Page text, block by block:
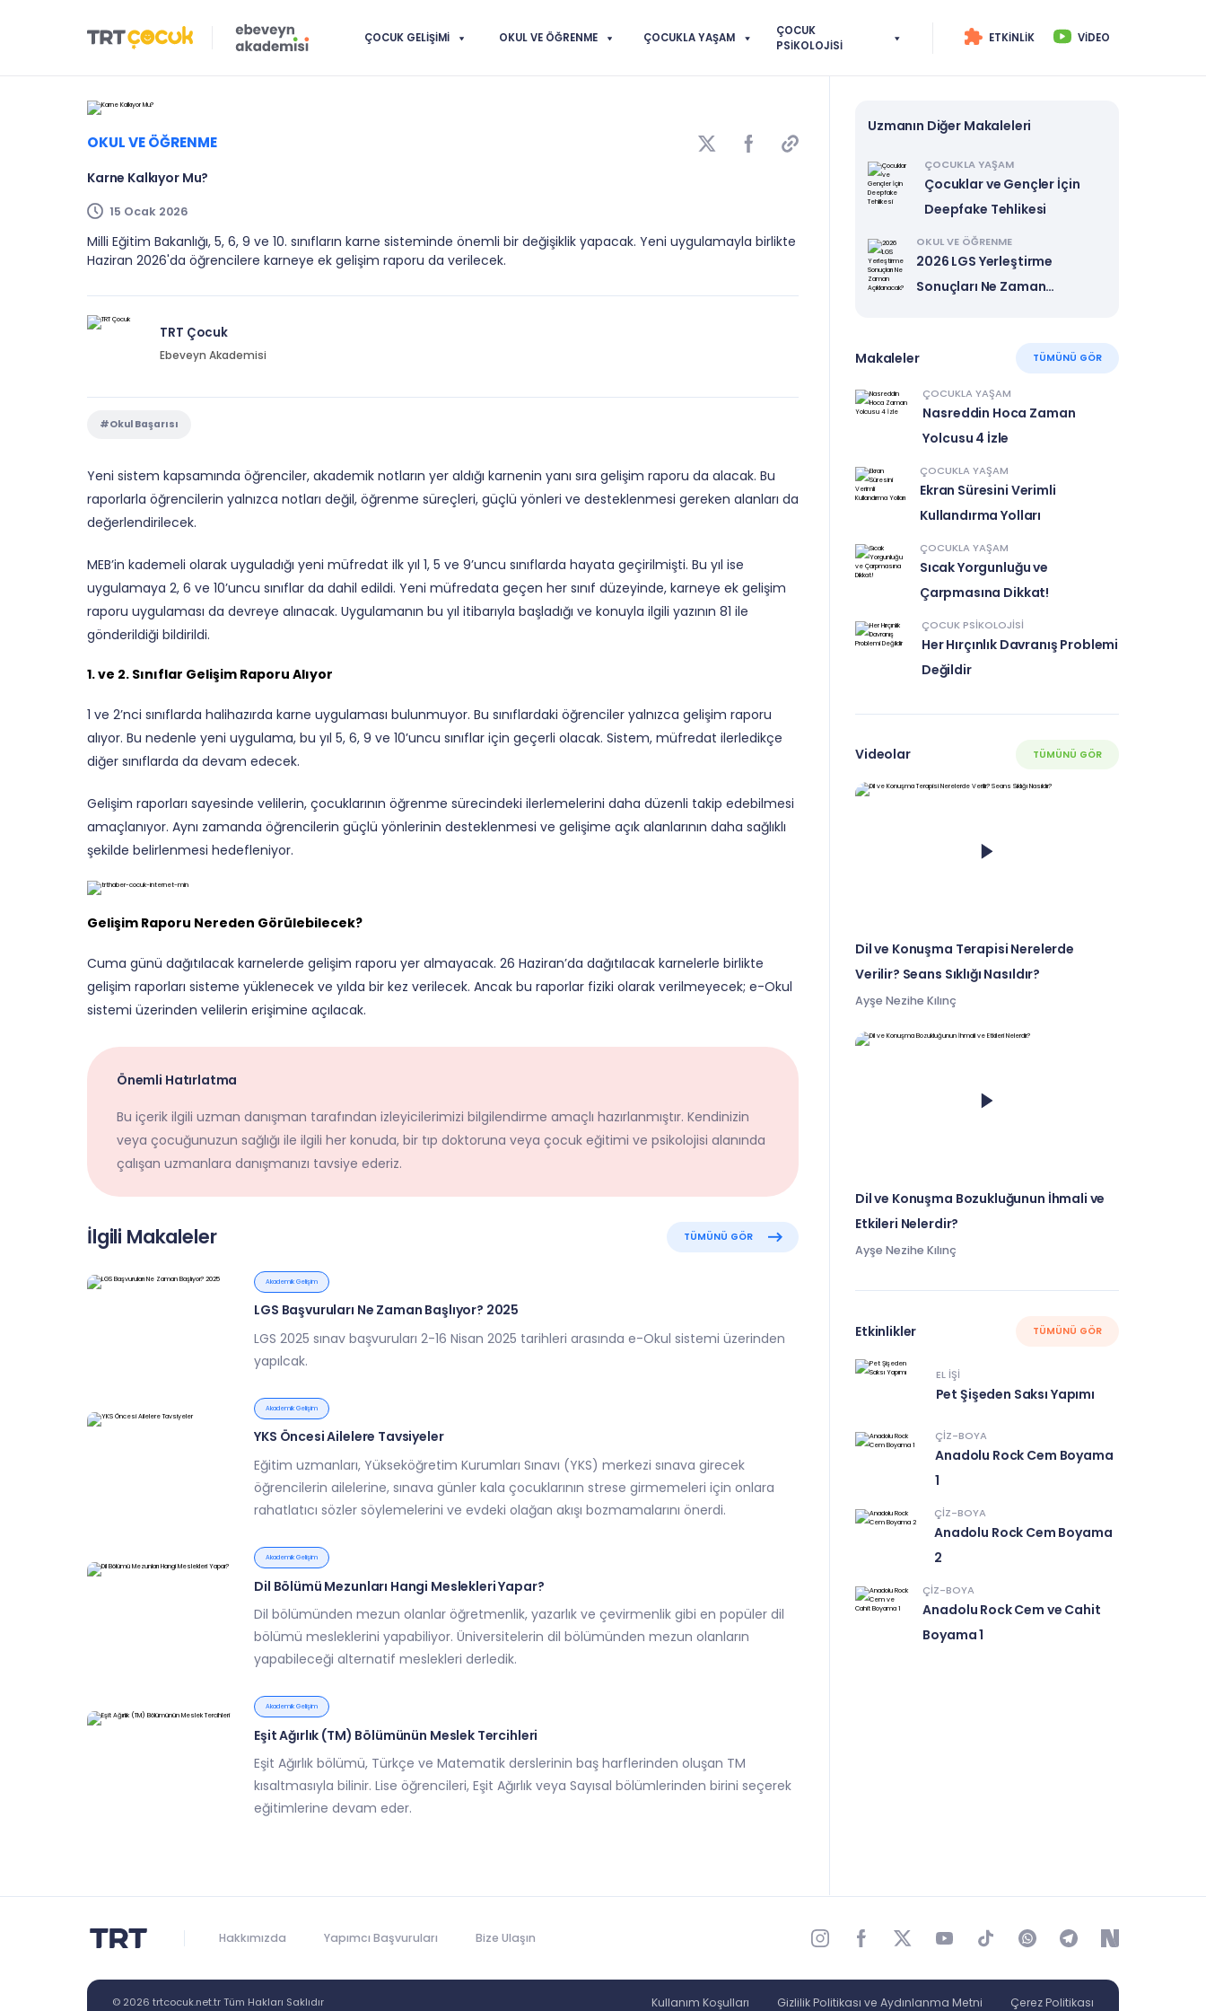
ÇOCUK GELIŞIMI OKUL VE ÖĞRENME ÇOCUKLA YAŞAM
ÇOCUK
PSIKOLOJISI
ETKINLIK VIDEO
OKUL VE ÖĞRENME
Karne Kalkıyor Mu?
15 Ocak 2026
Milli Eğitim Bakanlığı, 5, 6, 9 ve 10. sınıfların karne sisteminde önemli bir değişiklik yapacak. Yeni uygulamayla birlikte
Haziran 2026'da öğrencilere karneye ek gelişim raporu da verilecek.
TRT Çocuk
Ebeveyn Akademisi
#Okul Başarısı
Yeni sistem kapsamında öğrenciler, akademik notların yer aldığı karnenin yanı sıra gelişim raporu da alacak. Bu
raporlarla öğrencilerin yalnızca notları değil, öğrenme süreçleri, güçlü yönleri ve desteklenmesi gereken alanları da
değerlendirilecek.
MEB’in kademeli olarak uyguladığı yeni müfredat ilk yıl 1, 5 ve 9’uncu sınıflarda hayata geçirilmişti. Bu yıl ise
uygulamaya 2, 6 ve 10’uncu sınıflar da dahil edildi. Yeni müfredata geçen her sınıf düzeyinde, karneye ek gelişim
raporu uygulaması da devreye alınacak. Uygulamanın bu yıl itibarıyla başladığı ve konuyla ilgili yazının 81 ile
gönderildiği bildirildi.
1. ve 2. Sınıflar Gelişim Raporu Alıyor
1 ve 2’nci sınıflarda halihazırda karne uygulaması bulunmuyor. Bu sınıflardaki öğrenciler yalnızca gelişim raporu
alıyor. Bu nedenle yeni uygulama, bu yıl 5, 6, 9 ve 10’uncu sınıflar için geçerli olacak. Sistem, müfredat ilerledikçe
diğer sınıflarda da devam edecek.
Gelişim raporları sayesinde velilerin, çocuklarının öğrenme sürecindeki ilerlemelerini daha düzenli takip edebilmesi
amaçlanıyor. Aynı zamanda öğrencilerin güçlü yönlerinin desteklenmesi ve gelişime açık alanlarının daha sağlıklı
şekilde belirlenmesi hedefleniyor.
Gelişim Raporu Nereden Görülebilecek?
Cuma günü dağıtılacak karnelerde gelişim raporu yer almayacak. 26 Haziran’da dağıtılacak karnelerle birlikte
gelişim raporları sisteme yüklenecek ve yılda bir kez verilecek. Ancak bu raporlar fiziki olarak verilmeyecek; e-Okul
sistemi üzerinden velilerin erişimine açılacak.
Önemli Hatırlatma
Bu içerik ilgili uzman danışman tarafından izleyicilerimizi bilgilendirme amaçlı hazırlanmıştır. Kendinizin
veya çocuğunuzun sağlığı ile ilgili her konuda, bir tıp doktoruna veya çocuk eğitimi ve psikolojisi alanında
çalışan uzmanlara danışmanızı tavsiye ederiz.
İlgili Makaleler TÜMÜNÜ GÖR
Akademik Gelişim
LGS Başvuruları Ne Zaman Başlıyor? 2025
LGS 2025 sınav başvuruları 2-16 Nisan 2025 tarihleri arasında e-Okul sistemi üzerinden
yapılcak.
Akademik Gelişim
YKS Öncesi Ailelere Tavsiyeler
Eğitim uzmanları, Yükseköğretim Kurumları Sınavı (YKS) merkezi sınava girecek
öğrencilerin ailelerine, sınava günler kala çocuklarının strese girmemeleri için onlara
rahatlatıcı sözler söylemelerini ve evdeki olağan akışı bozmamalarını önerdi.
Akademik Gelişim
Dil Bölümü Mezunları Hangi Meslekleri Yapar?
Dil bölümünden mezun olanlar öğretmenlik, yazarlık ve çevirmenlik gibi en popüler dil
bölümü mesleklerini yapabiliyor. Üniversitelerin dil bölümünden mezun olanların
yapabileceği alternatif meslekleri derledik.
Akademik Gelişim
Eşit Ağırlık (TM) Bölümünün Meslek Tercihleri
Eşit Ağırlık bölümü, Türkçe ve Matematik derslerinin baş harflerinden oluşan TM
kısaltmasıyla bilinir. Lise öğrencileri, Eşit Ağırlık veya Sayısal bölümlerinden birini seçerek
eğitimlerine devam eder.
Uzmanın Diğer Makaleleri
ÇOCUKLA YAŞAM
Çocuklar ve Gençler İçin
Deepfake Tehlikesi
OKUL VE ÖĞRENME
2026 LGS Yerleştirme
Sonuçları Ne Zaman
Makaleler TÜMÜNÜ GÖR
ÇOCUKLA YAŞAM
Nasreddin Hoca Zaman
Yolcusu 4 İzle
ÇOCUKLA YAŞAM
Ekran Süresini Verimli
Kullandırma Yolları
ÇOCUKLA YAŞAM
Sıcak Yorgunluğu ve
Çarpmasına Dikkat!
ÇOCUK PSIKOLOJISI
Her Hırçınlık Davranış Problemi
Değildir
Videolar TÜMÜNÜ GÖR
Dil ve Konuşma Terapisi Nerelerde
Verilir? Seans Sıklığı Nasıldır?
Ayşe Nezihe Kılınç
Dil ve Konuşma Bozukluğunun İhmali ve
Etkileri Nelerdir?
Ayşe Nezihe Kılınç
Etkinlikler TÜMÜNÜ GÖR
EL IŞI
Pet Şişeden Saksı Yapımı
ÇIZ-BOYA
Anadolu Rock Cem Boyama
1
ÇIZ-BOYA
Anadolu Rock Cem Boyama
2
ÇIZ-BOYA
Anadolu Rock Cem ve Cahit
Boyama 1
Hakkımızda Yapımcı Başvuruları Bize Ulaşın
© 2026 trtcocuk.net.tr Tüm Hakları Saklıdır Kullanım Koşulları Gizlilik Politikası ve Aydınlanma Metni Çerez Politikası